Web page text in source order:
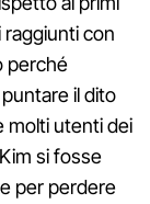
raggiunti con
perché
il dito
molti utenti dei
si fosse
per perdere